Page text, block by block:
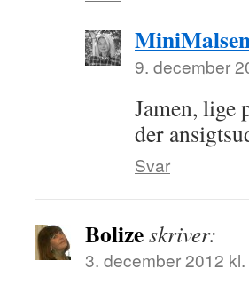
9. december
Jamen, lige
der
Svar
Bolizeskriver:
3. december 2012